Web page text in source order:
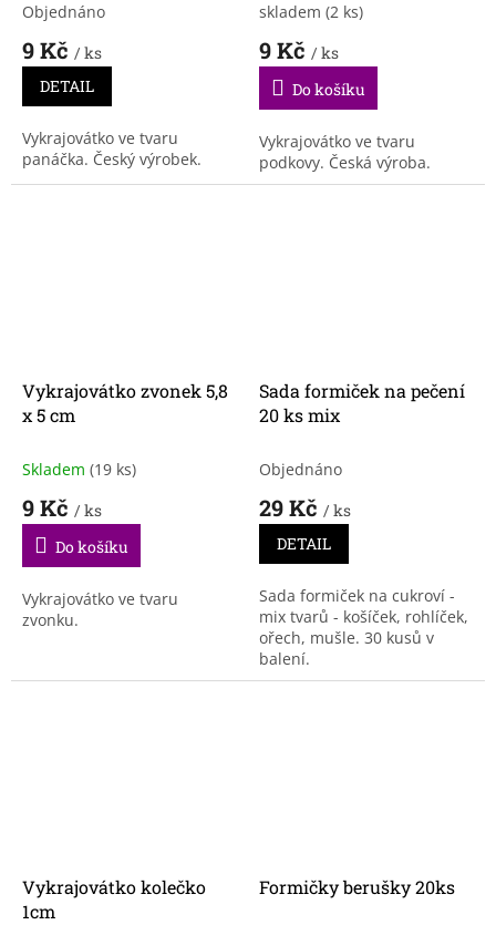
Objednáno
9 Kč / ks
DETAIL
Vykrajovátko ve tvaru
panáčka. Český výrobek.
skladem (2 ks)
9 Kč / ks
Do košíku
Vykrajovátko ve tvaru
podkovy. Česká výroba.
Vykrajovátko zvonek 5,8
x 5 cm
Skladem (19 ks)
9 Kč / ks
Do košíku
Vykrajovátko ve tvaru
zvonku.
Sada formiček na pečení
20 ks mix
Objednáno
29 Kč / ks
DETAIL
Sada formiček na cukroví -
mix tvarů - košíček, rohlíček,
ořech, mušle. 30 kusů v
balení.
Vykrajovátko kolečko
1cm
Formičky berušky 20ks